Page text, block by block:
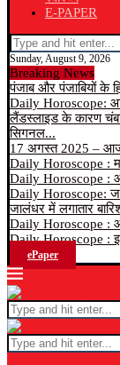
E-PAPER
Sunday, August 9, 2026
Breaking News
पंजाब और पंजाबियों के
Daily Horoscope:
लैंडस्लाइड के कारण
सिगनल...
17 अगस्त 2025 –
Daily Horoscope :
Daily Horoscope :
Daily Horoscope:
जालंधर में लगातार
Daily Horoscope :
Daily Horoscope :
ePaper